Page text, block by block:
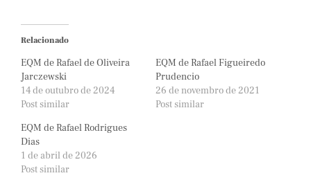
Relacionado
EQM de Rafael de Oliveira
Jarczewski
14 de outubro de 2024
Post similar
EQM de Rafael Figueiredo
Prudencio
26 de novembro de 2021
Post similar
EQM de Rafael Rodrigues
Dias
1 de abril de 2026
Post similar